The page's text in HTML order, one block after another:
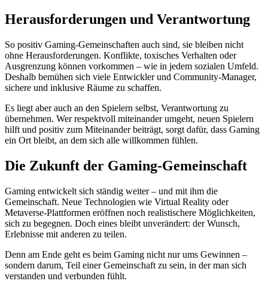
Herausforderungen und Verantwortung
So positiv Gaming-Gemeinschaften auch sind, sie bleiben nicht
ohne Herausforderungen. Konflikte, toxisches Verhalten oder
Ausgrenzung können vorkommen – wie in jedem sozialen Umfeld.
Deshalb bemühen sich viele Entwickler und Community-Manager,
sichere und inklusive Räume zu schaffen.
Es liegt aber auch an den Spielern selbst, Verantwortung zu
übernehmen. Wer respektvoll miteinander umgeht, neuen Spielern
hilft und positiv zum Miteinander beiträgt, sorgt dafür, dass Gaming
ein Ort bleibt, an dem sich alle willkommen fühlen.
Die Zukunft der Gaming-Gemeinschaft
Gaming entwickelt sich ständig weiter – und mit ihm die
Gemeinschaft. Neue Technologien wie Virtual Reality oder
Metaverse-Plattformen eröffnen noch realistischere Möglichkeiten,
sich zu begegnen. Doch eines bleibt unverändert: der Wunsch,
Erlebnisse mit anderen zu teilen.
Denn am Ende geht es beim Gaming nicht nur ums Gewinnen –
sondern darum, Teil einer Gemeinschaft zu sein, in der man sich
verstanden und verbunden fühlt.